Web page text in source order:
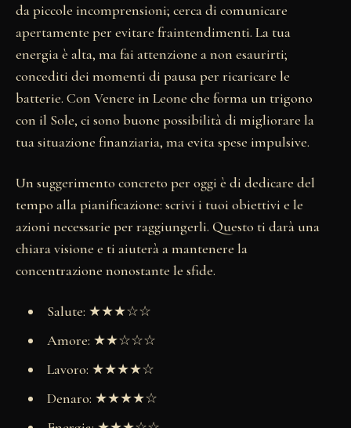
da piccole incomprensioni; cerca di comunicare
apertamente per evitare fraintendimenti. La tua
energia è alta, ma fai attenzione a non esaurirti;
concediti dei momenti di pausa per ricaricare le
batterie. Con Venere in Leone che forma un trigono
con il Sole, ci sono buone possibilità di migliorare la
tua situazione finanziaria, ma evita spese impulsive.
Un suggerimento concreto per oggi è di dedicare del
tempo alla pianificazione: scrivi i tuoi obiettivi e le
azioni necessarie per raggiungerli. Questo ti darà una
chiara visione e ti aiuterà a mantenere la
concentrazione nonostante le sfide.
Salute: ★★★☆☆
Amore: ★★☆☆☆
Lavoro: ★★★★☆
Denaro: ★★★★☆